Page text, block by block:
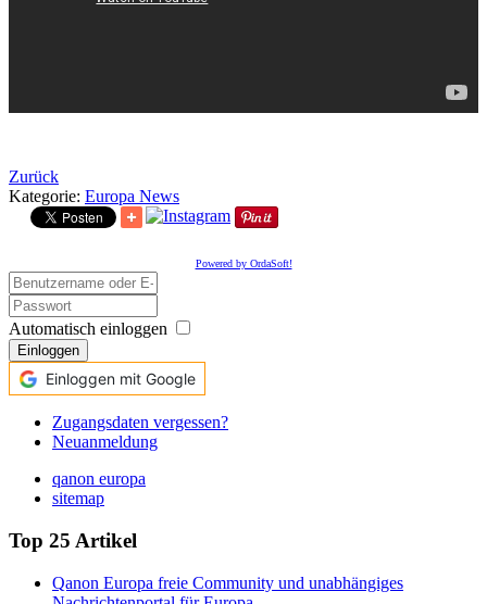
Zurück
Kategorie: Europa News
Powered by OrdaSoft!
Automatisch einloggen
Einloggen
Einloggen mit Google
Zugangsdaten vergessen?
Neuanmeldung
qanon europa
sitemap
Top 25 Artikel
Qanon Europa freie Community und unabhängiges